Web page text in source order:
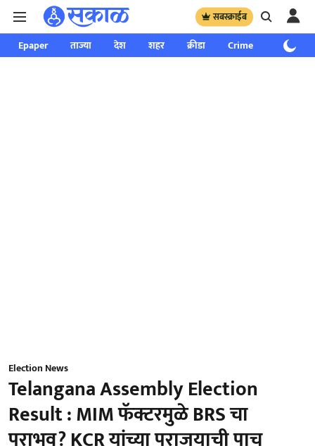
सबस्क्राईब
Epaper ताज्या देश शहर क्रीडा Crime साप्ताहिक
Election News
Telangana Assembly Election
Result : MIM फॅक्टरमुळे BRS चा